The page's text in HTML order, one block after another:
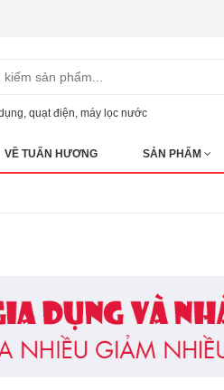
, quạt điện, máy lọc nước
VỀ TUẤN HƯƠNG SẢN PHẨM